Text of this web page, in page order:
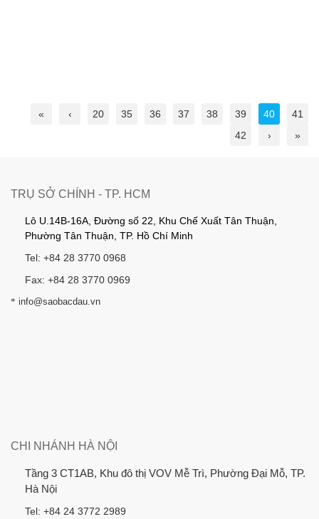
« ‹ 20 35 36 37 38 39 40
41
42
› »
TRỤ SỞ CHÍNH - TP. HCM
Lô U.14B-16A, Đường số 22, Khu Chế Xuất Tân Thuận,
Phường Tân Thuận, TP. Hồ Chí Minh
Tel: +84 28 3770 0968
Fax: +84 28 3770 0969
* info@saobacdau.vn
CHI NHÁNH HÀ NỘI
Tầng 3 CT1AB, Khu đô thị VOV Mễ Trì, Phường Đại Mỗ, TP.
Hà Nội
Tel: +84 24 3772 2989